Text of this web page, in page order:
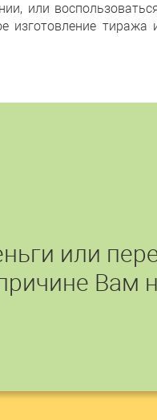
или
изготовление
или
Вам